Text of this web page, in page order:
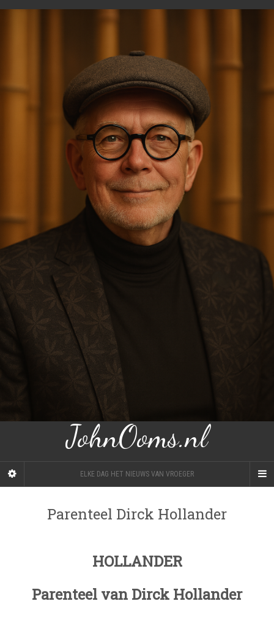
JohnOoms.nl
ELKE DAG HET NIEUWS VAN VROEGER
Parenteel Dirck Hollander
HOLLANDER
Parenteel van Dirck Hollander